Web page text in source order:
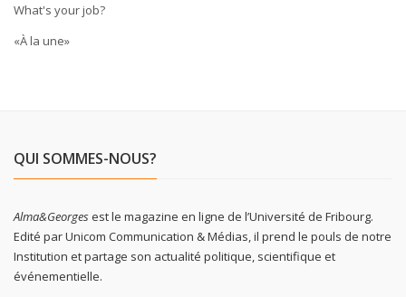
What's your job?
«À la une»
QUI SOMMES-NOUS?
Alma&Georgesest le magazine en ligne de l’Université de Fribourg.
Edité par Unicom Communication & Médias, il prend le pouls de notre
Institution et partage son actualité politique, scientifique et
événementielle.